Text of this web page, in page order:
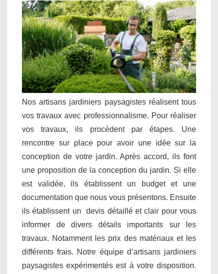
Nos artisans jardiniers paysagistes réalisent tous
vos travaux avec professionnalisme. Pour réaliser
vos travaux, ils procèdent par étapes. Une
rencontre sur place pour avoir une idée sur la
conception de votre jardin. Après accord, ils font
une proposition de la conception du jardin. Si elle
est validée, ils établissent un budget et une
documentation que nous vous présentons. Ensuite
ils établissent un devis détaillé et clair pour vous
informer de divers détails importants sur les
travaux. Notamment les prix des matériaux et les
différents frais. Notre équipe d’artisans jardiniers
paysagistes expérimentés est à votre disposition.